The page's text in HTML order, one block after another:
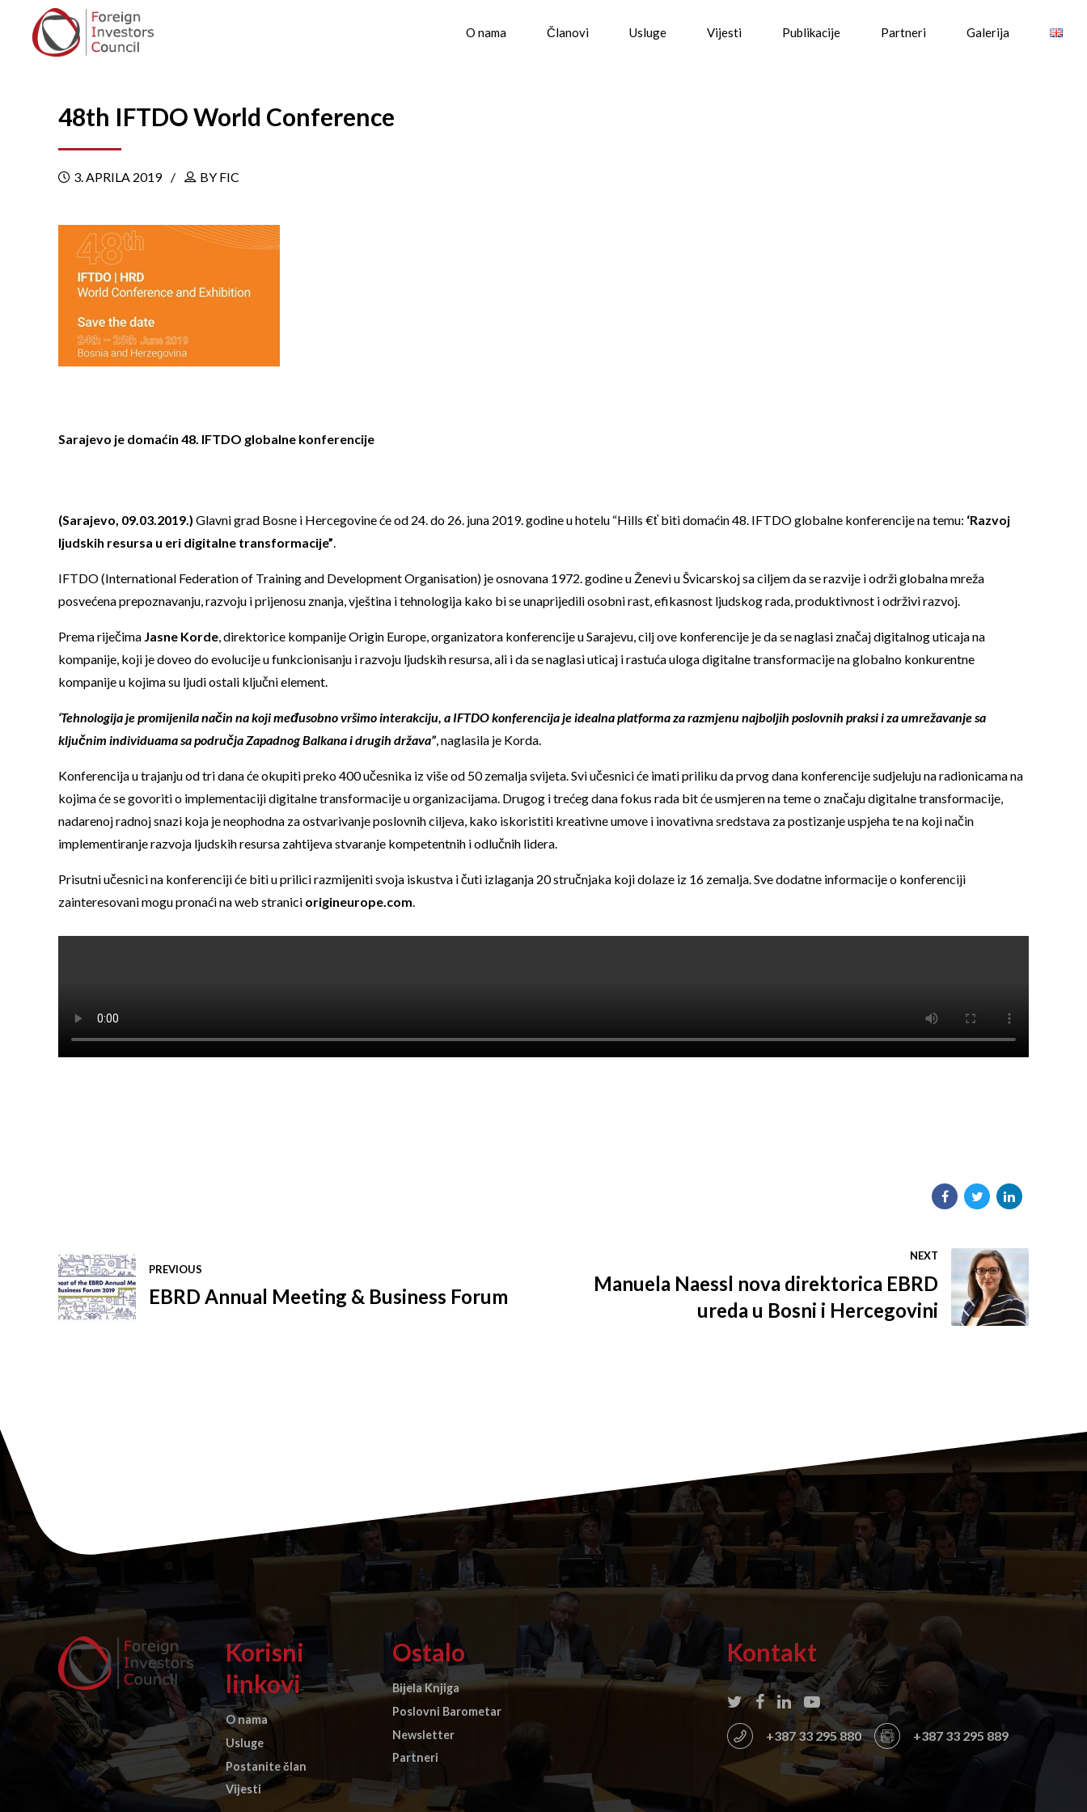
O nama Članovi Usluge Vijesti Publikacije Partneri Galerija
48th IFTDO World Conference
3. APRILA 2019 BY FIC
Sarajevo je domaćin 48. IFTDO globalne konferencije
(Sarajevo, 09.03.2019.) Glavni grad Bosne i Hercegovine će od 24. do 26. juna 2019. godine u hotelu “Hills €ť biti domaćin 48. IFTDO globalne konferencije na temu: ‘Razvoj
ljudskih resursa u eri digitalne transformacije”.
IFTDO (International Federation of Training and Development Organisation) je osnovana 1972. godine u Ženevi u Švicarskoj sa ciljem da se razvije i održi globalna mreža
posvećena prepoznavanju, razvoju i prijenosu znanja, vještina i tehnologija kako bi se unaprijedili osobni rast, efikasnost ljudskog rada, produktivnost i održivi razvoj.
Prema riječima Jasne Korde, direktorice kompanije Origin Europe, organizatora konferencije u Sarajevu, cilj ove konferencije je da se naglasi značaj digitalnog uticaja na
kompanije, koji je doveo do evolucije u funkcionisanju i razvoju ljudskih resursa, ali i da se naglasi uticaj i rastuća uloga digitalne transformacije na globalno konkurentne
kompanije u kojima su ljudi ostali ključni element.
‘Tehnologija je promijenila način na koji međusobno vršimo interakciju, a IFTDO konferencija je idealna platforma za razmjenu najboljih poslovnih praksi i za umrežavanje sa
ključnim individuama sa područja Zapadnog Balkana i drugih država”, naglasila je Korda.
Konferencija u trajanju od tri dana će okupiti preko 400 učesnika iz više od 50 zemalja svijeta. Svi učesnici će imati priliku da prvog dana konferencije sudjeluju na radionicama na
kojima će se govoriti o implementaciji digitalne transformacije u organizacijama. Drugog i trećeg dana fokus rada bit će usmjeren na teme o značaju digitalne transformacije,
nadarenoj radnoj snazi koja je neophodna za ostvarivanje poslovnih ciljeva, kako iskoristiti kreativne umove i inovativna sredstava za postizanje uspjeha te na koji način
implementiranje razvoja ljudskih resursa zahtijeva stvaranje kompetentnih i odlučnih lidera.
Prisutni učesnici na konferenciji će biti u prilici razmijeniti svoja iskustva i čuti izlaganja 20 stručnjaka koji dolaze iz 16 zemalja. Sve dodatne informacije o konferenciji
zainteresovani mogu pronaći na web stranici origineurope.com.
PREVIOUS
EBRD Annual Meeting & Business Forum
NEXT
Manuela Naessl nova direktorica EBRD
ureda u Bosni i Hercegovini
Korisni
linkovi
O nama
Usluge
Postanite član
Vijesti
Ostalo
Bijela Knjiga
Poslovni Barometar
Newsletter
Partneri
Kontakt
+387 33 295 880 +387 33 295 889